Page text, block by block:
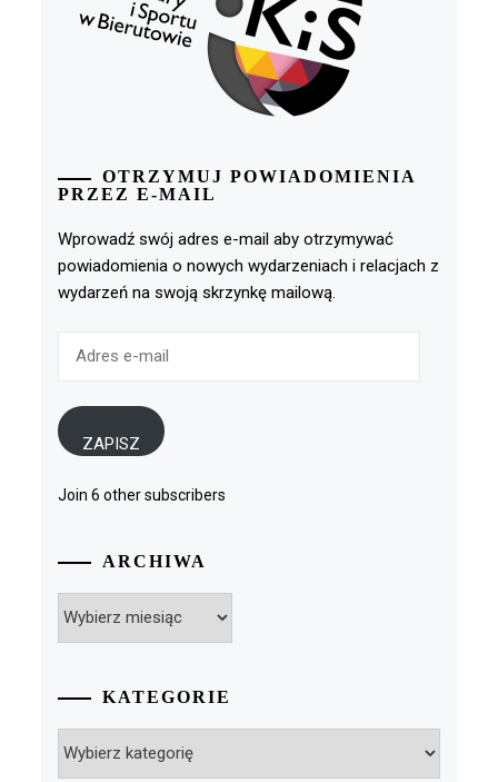
OTRZYMUJ POWIADOMIENIA
PRZEZ E-MAIL
Wprowadź swój adres e-mail aby otrzymywać
powiadomienia o nowych wydarzeniach i relacjach z
wydarzeń na swoją skrzynkę mailową.
ZAPISZ
Join 6 other subscribers
ARCHIWA
KATEGORIE